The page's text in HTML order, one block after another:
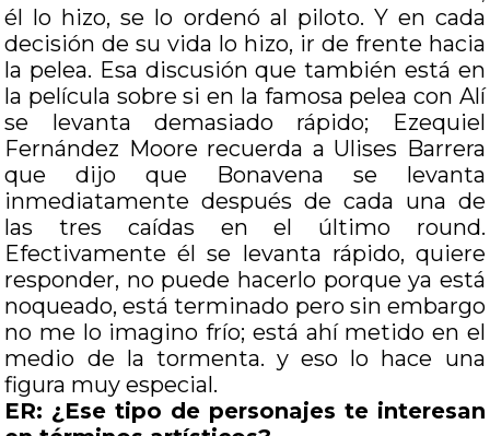
él lo hizo, se lo ordenó al piloto. Y en cada
decisión de su vida lo hizo, ir de frente hacia
la pelea. Esa discusión que también está en
la película sobre si en la famosa pelea con Alí
se levanta demasiado rápido; Ezequiel
Fernández Moore recuerda a Ulises Barrera
que dijo que Bonavena se levanta
inmediatamente después de cada una de
las tres caídas en el último round.
Efectivamente él se levanta rápido, quiere
responder, no puede hacerlo porque ya está
noqueado, está terminado pero sin embargo
no me lo imagino frío; está ahí metido en el
medio de la tormenta. y eso lo hace una
figura muy especial.
ER: ¿Ese tipo de personajes te interesan